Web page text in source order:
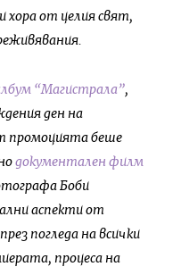
хора от целия свят,
“Магистрала”,
ден на
промоцията беше
документален филм
Боби
аспекти от
погледа на всички
процеса на